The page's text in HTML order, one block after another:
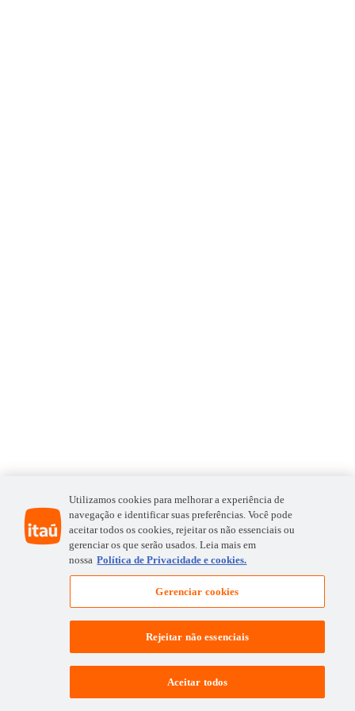
Utilizamos cookies para melhorar a experiência de
navegação e identificar suas preferências. Você pode
aceitar todos os cookies, rejeitar os não essenciais ou
gerenciar os que serão usados. Leia mais em
nossa Política de Privacidade e cookies.
Gerenciar cookies
Rejeitar não essenciais
Aceitar todos